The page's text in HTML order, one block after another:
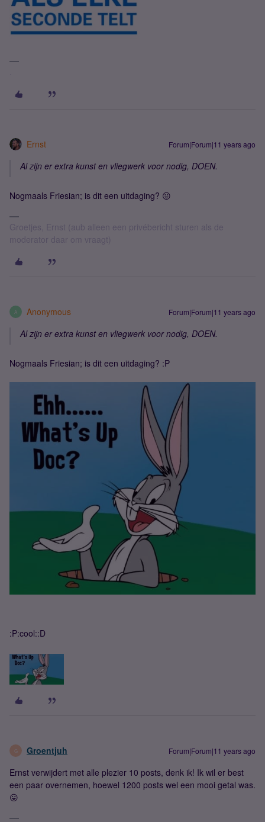
Ernst Forum|Forum|11 years ago
Al zijn er extra kunst en vliegwerk voor nodig, DOEN.
Nogmaals Friesian; is dit een uitdaging? 😛
Groetjes, Ernst (aub alleen een privébericht sturen als de
moderator daar om vraagt)
A Anonymous Forum|Forum|11 years ago
Al zijn er extra kunst en vliegwerk voor nodig, DOEN.
Nogmaals Friesian; is dit een uitdaging? :P
:P:cool::D
G Groentjuh Forum|Forum|11 years ago
Ernst verwijdert met alle plezier 10 posts, denk ik! Ik wil er best
een paar overnemen, hoewel 1200 posts wel een mooi getal was.
😛